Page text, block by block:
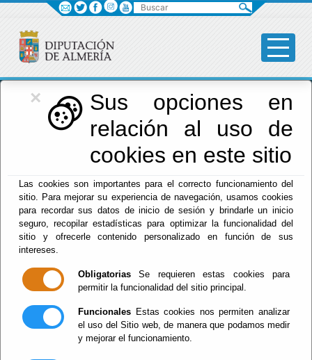
×
Sus opciones en
relación al uso de
cookies en este sitio
Las cookies son importantes para el correcto funcionamiento del
sitio. Para mejorar su experiencia de navegación, usamos cookies
para recordar sus datos de inicio de sesión y brindarle un inicio
seguro, recopilar estadísticas para optimizar la funcionalidad del
sitio y ofrecerle contenido personalizado en función de sus
intereses.
Obligatorias Se requieren estas cookies para
permitir la funcionalidad del sitio principal.
Funcionales Estas cookies nos permiten analizar
el uso del Sitio web, de manera que podamos medir
y mejorar el funcionamiento.
Diputación
Menú Diputación
Recursos
humanos
Área de Recursos Humanos
Las competencias de esta Área, distribuidas
Buscar